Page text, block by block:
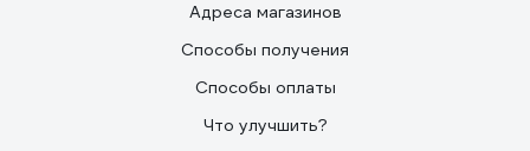
Адреса магазинов
Способы получения
Способы оплаты
Что улучшить?